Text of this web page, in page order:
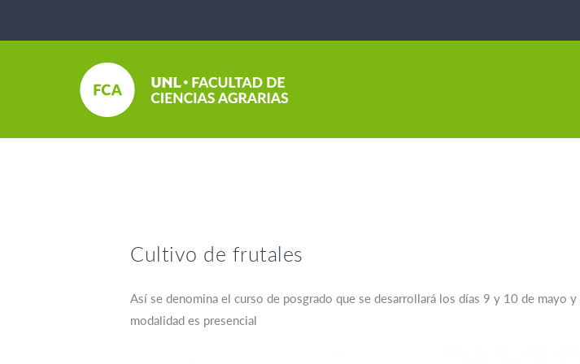
Cultivo de frutales
Así se denomina el curso de posgrado que se desarrollará los días 9 y 10 de mayo
modalidad es presencial